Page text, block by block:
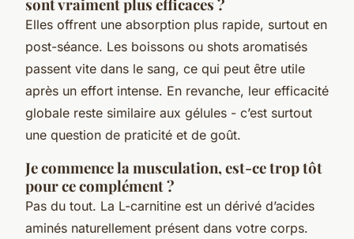
sont vraiment plus efficaces ?
Elles offrent une absorption plus rapide, surtout en
post-séance. Les boissons ou shots aromatisés
passent vite dans le sang, ce qui peut être utile
après un effort intense. En revanche, leur efficacité
globale reste similaire aux gélules - c’est surtout
une question de praticité et de goût.
Je commence la musculation, est-ce trop tôt
pour ce complément ?
Pas du tout. La L-carnitine est un dérivé d’acides
aminés naturellement présent dans votre corps.